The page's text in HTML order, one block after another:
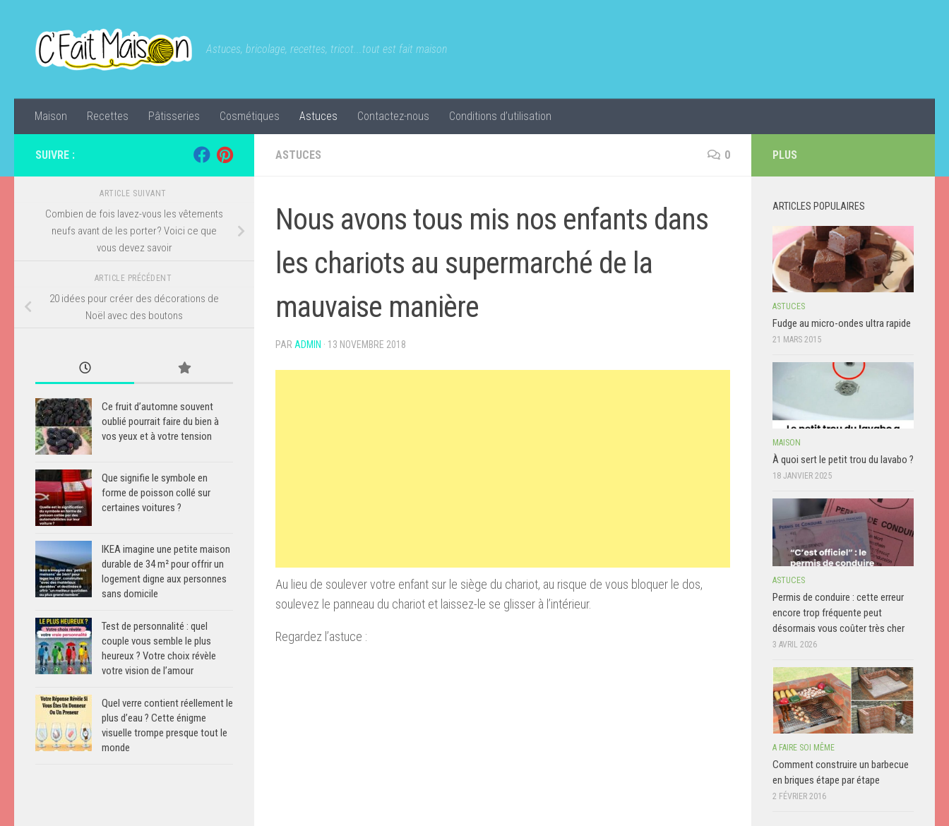
Astuces, bricolage, recettes, tricot...tout est fait maison
Maison Recettes Pâtisseries Cosmétiques Astuces Contactez-nous Conditions d’utilisation
ASTUCES 0
Nous avons tous mis nos enfants dans
les chariots au supermarché de la
mauvaise manière
PAR ADMIN · 13 NOVEMBRE 2018
Au lieu de soulever votre enfant sur le siège du chariot, au risque de vous bloquer le dos,
soulevez le panneau du chariot et laissez-le se glisser à l’intérieur.
Regardez l’astuce :
SUIVRE :
ARTICLE SUIVANT
Combien de fois lavez-vous les vêtements
neufs avant de les porter? Voici ce que
vous devez savoir
ARTICLE PRÉCÉDENT
20 idées pour créer des décorations de
Noël avec des boutons
Ce fruit d’automne souvent
oublié pourrait faire du bien à
vos yeux et à votre tension
Que signifie le symbole en
forme de poisson collé sur
certaines voitures ?
IKEA imagine une petite maison
durable de 34 m² pour offrir un
logement digne aux personnes
sans domicile
Test de personnalité : quel
couple vous semble le plus
heureux ? Votre choix révèle
votre vision de l’amour
Quel verre contient réellement le
plus d’eau ? Cette énigme
visuelle trompe presque tout le
monde
PLUS
ARTICLES POPULAIRES
ASTUCES
Fudge au micro-ondes ultra rapide
21 MARS 2015
MAISON
À quoi sert le petit trou du lavabo ?
18 JANVIER 2025
ASTUCES
Permis de conduire : cette erreur
encore trop fréquente peut
désormais vous coûter très cher
3 AVRIL 2026
A FAIRE SOI MÊME
Comment construire un barbecue
en briques étape par étape
2 FÉVRIER 2016